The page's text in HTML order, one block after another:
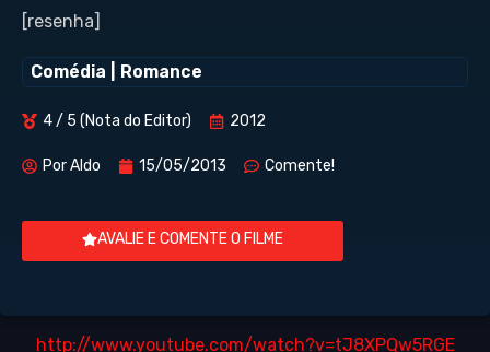
[resenha]
Comédia Romance
4 / 5 (Nota do Editor) 2012
PorAldo 15/05/2013 Comente!
AVALIE E COMENTE O FILME
http://www.youtube.com/watch?v=tJ8XPQw5RGE